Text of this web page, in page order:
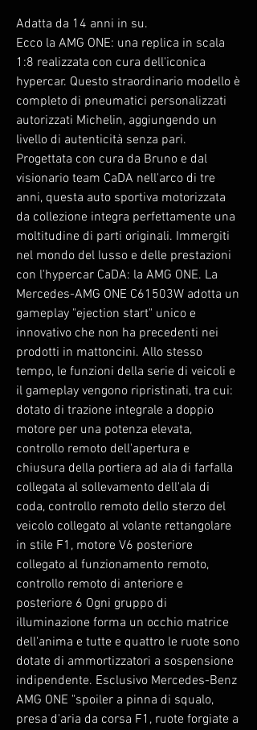
Adatta da 14 anni in su.
Ecco la AMG ONE: una replica in scala
1:8 realizzata con cura dell'iconica
hypercar. Questo straordinario modello è
completo di pneumatici personalizzati
autorizzati Michelin, aggiungendo un
livello di autenticità senza pari.
Progettata con cura da Bruno e dal
visionario team CaDA nell'arco di tre
anni, questa auto sportiva motorizzata
da collezione integra perfettamente una
moltitudine di parti originali. Immergiti
nel mondo del lusso e delle prestazioni
con l'hypercar CaDA: la AMG ONE. La
Mercedes-AMG ONE C61503W adotta un
gameplay "ejection start" unico e
innovativo che non ha precedenti nei
prodotti in mattoncini. Allo stesso
tempo, le funzioni della serie di veicoli e
il gameplay vengono ripristinati, tra cui:
dotato di trazione integrale a doppio
motore per una potenza elevata,
controllo remoto dell'apertura e
chiusura della portiera ad ala di farfalla
collegata al sollevamento dell'ala di
coda, controllo remoto dello sterzo del
veicolo collegato al volante rettangolare
in stile F1, motore V6 posteriore
collegato al funzionamento remoto,
controllo remoto di anteriore e
posteriore 6 Ogni gruppo di
illuminazione forma un occhio matrice
dell'anima e tutte e quattro le ruote sono
dotate di ammortizzatori a sospensione
indipendente. Esclusivo Mercedes-Benz
AMG ONE "spoiler a pinna di squalo,
presa d'aria da corsa F1, ruote forgiate a